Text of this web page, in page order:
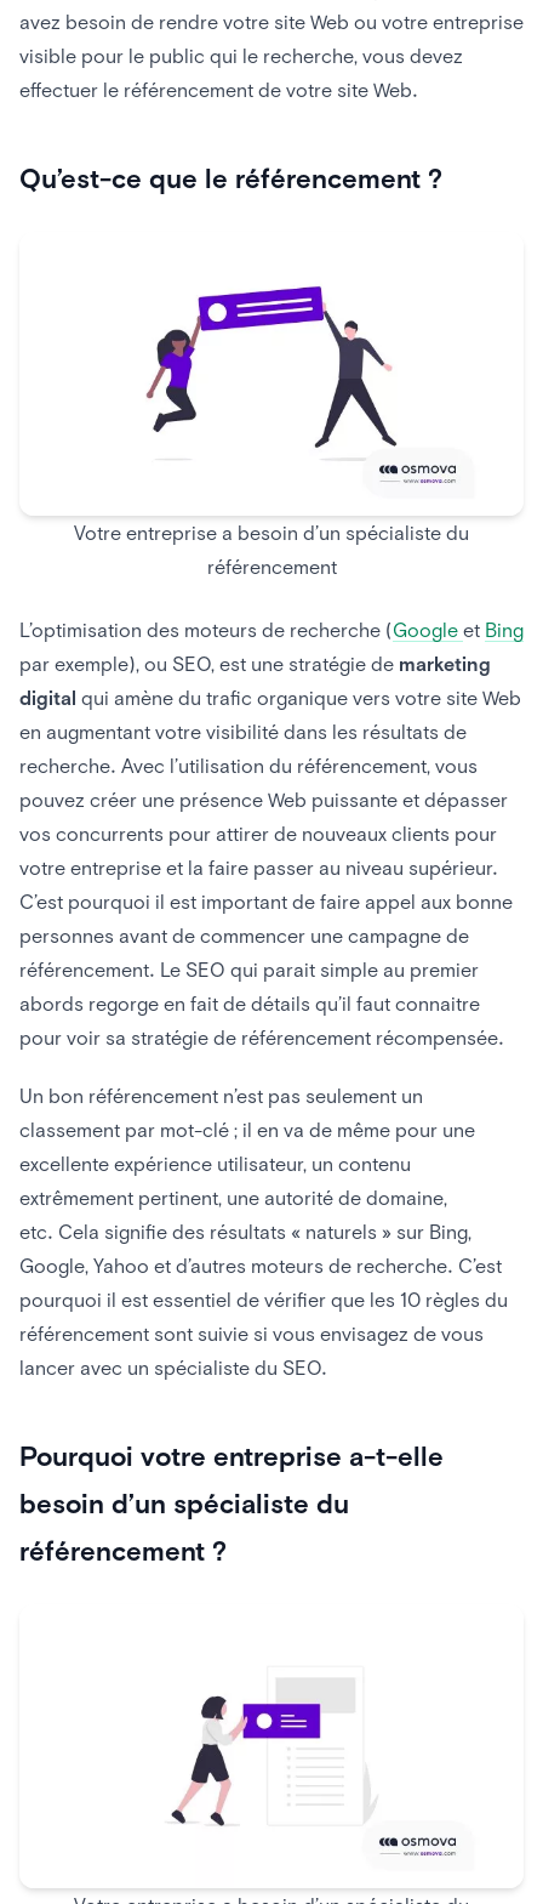
avez besoin de rendre votre site Web ou votre entreprise
visible pour le public qui le recherche, vous devez
effectuer le référencement de votre site Web.
Qu’est-ce que le référencement ?
Votre entreprise a besoin d’un spécialiste du
référencement
L’optimisation des moteurs de recherche (Google et Bing
par exemple), ou SEO, est une stratégie de marketing
digital qui amène du trafic organique vers votre site Web
en augmentant votre visibilité dans les résultats de
recherche. Avec l’utilisation du référencement, vous
pouvez créer une présence Web puissante et dépasser
vos concurrents pour attirer de nouveaux clients pour
votre entreprise et la faire passer au niveau supérieur.
C’est pourquoi il est important de faire appel aux bonne
personnes avant de commencer une campagne de
référencement. Le SEO qui parait simple au premier
abords regorge en fait de détails qu’il faut connaitre
pour voir sa stratégie de référencement récompensée.
Un bon référencement n’est pas seulement un
classement par mot-clé ; il en va de même pour une
excellente expérience utilisateur, un contenu
extrêmement pertinent, une autorité de domaine,
etc. Cela signifie des résultats « naturels » sur Bing,
Google, Yahoo et d’autres moteurs de recherche. C’est
pourquoi il est essentiel de vérifier que les 10 règles du
référencement sont suivie si vous envisagez de vous
lancer avec un spécialiste du SEO.
Pourquoi votre entreprise a-t-elle
besoin d’un spécialiste du
référencement ?